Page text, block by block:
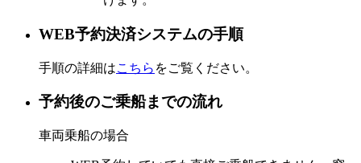
WEB予約決済システムの手順
手順の詳細はこちら をご覧ください。
予約後のご乗船までの流れ
車両乗船の場合